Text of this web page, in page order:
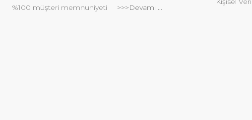
%100 müşteri memnuniyeti
>>>Devamı ...